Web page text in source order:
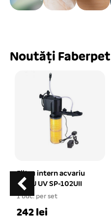
Noutăți Faberpet
Filtru intern acvariu
BOYU UV SP-102UII
1 buc. per set
242 lei